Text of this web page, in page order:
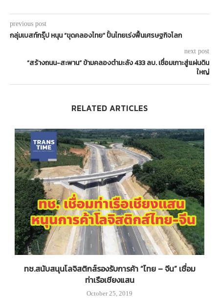
previous post
กลุ่มเบสท์กรุ๊ป หนุน “ขุดคลองไทย” ปั้นไทยเร่งฟื้นเศรษฐกิจโลก
next post
“สร้างถนน-สะพาน” ข้ามคลองตำมะลัง 433 ลบ. เชื่อมเกาะสู่แผ่นดิน
ใหญ่
RELATED ARTICLES
ทช.สนับสนุนโลจิสติกส์รองรับการค้า “ไทย – จีน” เชื่อม
ท่าเรือเชียงแสน
October 25, 2019